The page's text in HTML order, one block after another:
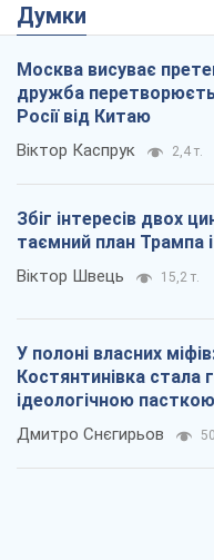
Думки
Москва висуває
дружба
Росії від Китаю
Віктор Каспрук 2,4 т.
Збіг інтересів двох
таємний план Трампа
Віктор Швець 15,2 т.
У полоні власних
Костянтинівка стала
ідеологічною
окупантів
Дмитро Снєгирьов